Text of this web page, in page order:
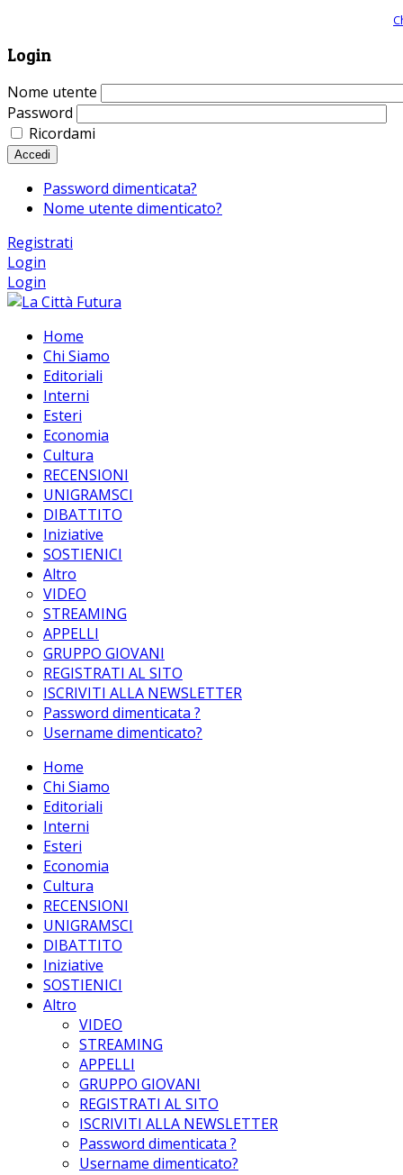
Login
Nome utente
Password
Ricordami
Accedi
Password dimenticata?
Nome utente dimenticato?
Registrati
Login
Login
Home
Chi Siamo
Editoriali
Interni
Esteri
Economia
Cultura
RECENSIONI
UNIGRAMSCI
DIBATTITO
Iniziative
SOSTIENICI
Altro
VIDEO
STREAMING
APPELLI
GRUPPO GIOVANI
REGISTRATI AL SITO
ISCRIVITI ALLA NEWSLETTER
Password dimenticata ?
Username dimenticato?
Home
Chi Siamo
Editoriali
Interni
Esteri
Economia
Cultura
RECENSIONI
UNIGRAMSCI
DIBATTITO
Iniziative
SOSTIENICI
Altro
VIDEO
STREAMING
APPELLI
GRUPPO GIOVANI
REGISTRATI AL SITO
ISCRIVITI ALLA NEWSLETTER
Password dimenticata ?
Username dimenticato?